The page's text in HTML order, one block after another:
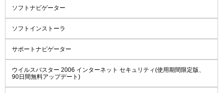
ソフトナビゲーター
ソフトインストーラ
サポートナビゲーター
ウイルスバスター 2006 インターネット セキュリティ(使用期間限定版、
90日間無料アップデート)